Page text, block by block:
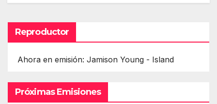
Reproductor
Ahora en emisión: Jamison Young - Island
Próximas Emisiones